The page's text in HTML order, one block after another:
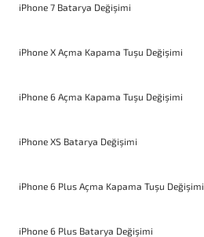
iPhone 7 Batarya Değişimi
iPhone X Açma Kapama Tuşu Değişimi
iPhone 6 Açma Kapama Tuşu Değişimi
iPhone XS Batarya Değişimi
iPhone 6 Plus Açma Kapama Tuşu Değişimi
iPhone 6 Plus Batarya Değişimi